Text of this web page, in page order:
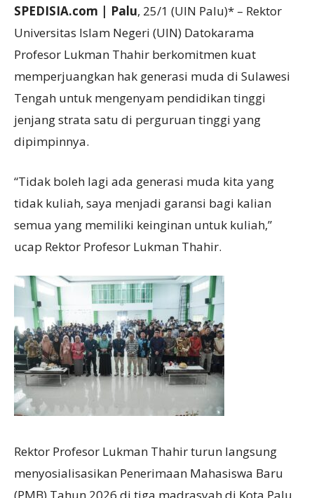
SPEDISIA.com | Palu, 25/1 (UIN Palu)* – Rektor
Universitas Islam Negeri (UIN) Datokarama
Profesor Lukman Thahir berkomitmen kuat
memperjuangkan hak generasi muda di Sulawesi
Tengah untuk mengenyam pendidikan tinggi
jenjang strata satu di perguruan tinggi yang
dipimpinnya.
“Tidak boleh lagi ada generasi muda kita yang
tidak kuliah, saya menjadi garansi bagi kalian
semua yang memiliki keinginan untuk kuliah,”
ucap Rektor Profesor Lukman Thahir.
Rektor Profesor Lukman Thahir turun langsung
menyosialisasikan Penerimaan Mahasiswa Baru